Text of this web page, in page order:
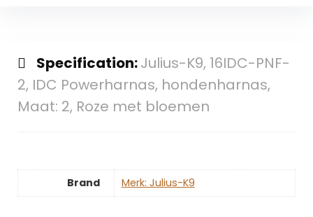
Specification:Julius-K9, 16IDC-PNF-
2, IDC Powerharnas, hondenharnas,
Maat: 2, Roze met bloemen
Brand Merk: Julius-K9